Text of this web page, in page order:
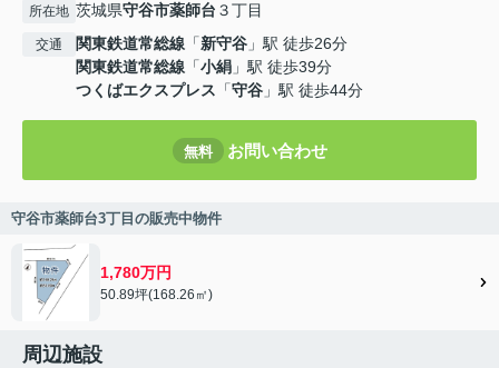
所在地 茨城県守谷市薬師台 ３丁目
交通 関東鉄道常総線 「新守谷 」駅 徒歩26分
関東鉄道常総線 「小絹 」駅 徒歩39分
つくばエクスプレス 「守谷 」駅 徒歩44分
無料 お問い合わせ
守谷市薬師台3丁目の販売中物件
1,780万円
50.89坪(168.26㎡)
周辺施設